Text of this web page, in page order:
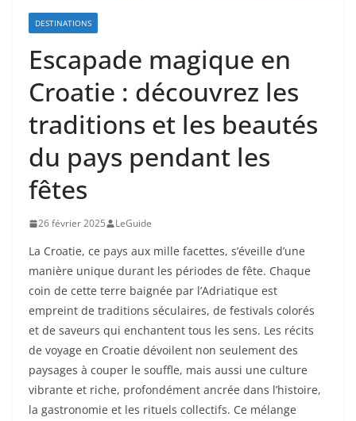
DESTINATIONS
Escapade magique en
Croatie : découvrez les
traditions et les beautés
du pays pendant les
fêtes
26 février 2025 LeGuide
La Croatie, ce pays aux mille facettes, s’éveille d’une
manière unique durant les périodes de fête. Chaque
coin de cette terre baignée par l’Adriatique est
empreint de traditions séculaires, de festivals colorés
et de saveurs qui enchantent tous les sens. Les récits
de voyage en Croatie dévoilent non seulement des
paysages à couper le souffle, mais aussi une culture
vibrante et riche, profondément ancrée dans l’histoire,
la gastronomie et les rituels collectifs. Ce mélange